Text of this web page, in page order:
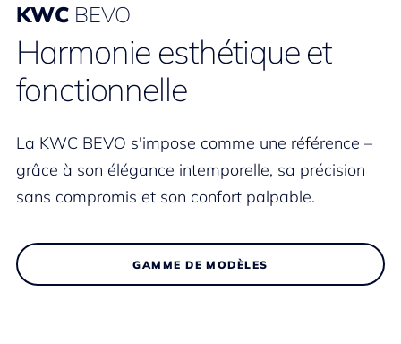
KWC BEVO
Harmonie esthétique et
fonctionnelle
La KWC BEVO s'impose comme une référence –
grâce à son élégance intemporelle, sa précision
sans compromis et son confort palpable.
GAMME DE MODÈLES